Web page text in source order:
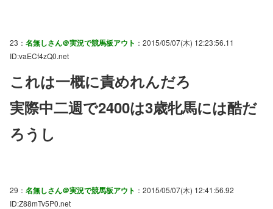
23： 名無しさん＠実況で競馬板アウト ：2015/05/07(木) 12:23:56.11
ID:vaECf4zQ0.net
これは一概に責めれんだろ
実際中二週で2400は3歳牝馬には酷だ
ろうし
29： 名無しさん＠実況で競馬板アウト ：2015/05/07(木) 12:41:56.92
ID:Z88mTv5P0.net